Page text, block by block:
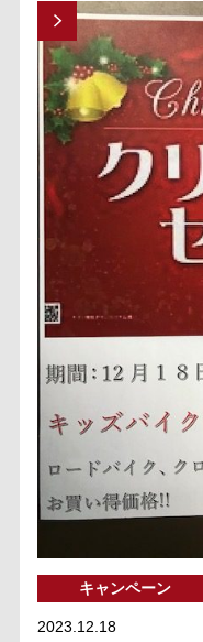
キャンペーン
2023.12.18